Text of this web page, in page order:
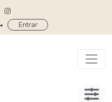
• Entrar